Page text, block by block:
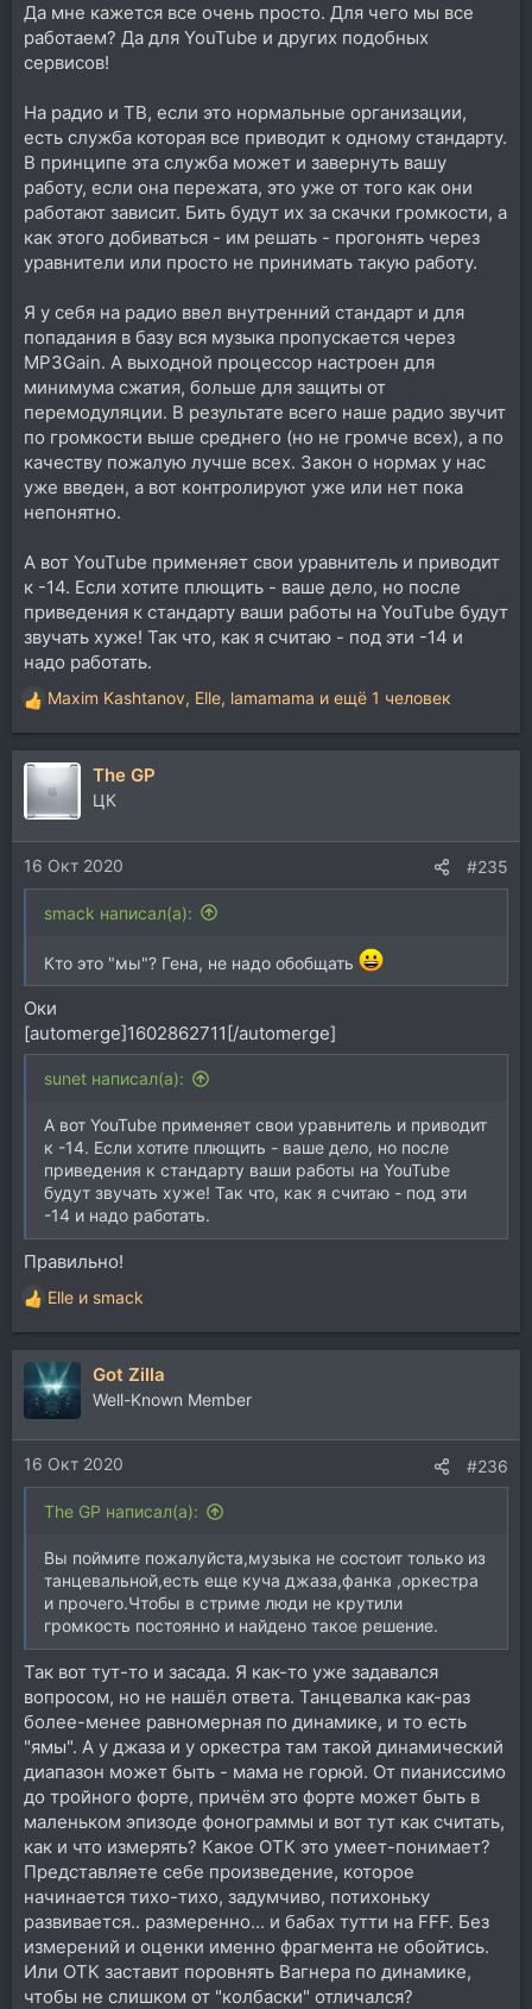
Да мне кажется все очень просто. Для чего мы все
работаем? Да для YouTube и других подобных
сервисов!
На радио и ТВ, если это нормальные организации,
есть служба которая все приводит к одному стандарту.
В принципе эта служба может и завернуть вашу
работу, если она пережата, это уже от того как они
работают зависит. Бить будут их за скачки громкости, а
как этого добиваться - им решать - прогонять через
уравнители или просто не принимать такую работу.
Я у себя на радио ввел внутренний стандарт и для
попадания в базу вся музыка пропускается через
MP3Gain. А выходной процессор настроен для
минимума сжатия, больше для защиты от
перемодуляции. В результате всего наше радио звучит
по громкости выше среднего (но не громче всех), а по
качеству пожалую лучше всех. Закон о нормах у нас
уже введен, а вот контролируют уже или нет пока
непонятно.
А вот YouTube применяет свои уравнитель и приводит
к -14. Если хотите плющить - ваше дело, но после
приведения к стандарту ваши работы на YouTube будут
звучать хуже! Так что, как я считаю - под эти -14 и
надо работать.
Р
е
а
к
ц
и
и
:
Maxim Kashtanov, Elle, lamamama и ещё 1 человек
The GP
ЦК
16 Окт 2020 #235
smack написал(а):
Кто это "мы"? Гена, не надо обобщать
Оки
[automerge]1602862711[/automerge]
sunet написал(а):
А вот YouTube применяет свои уравнитель и приводит
к -14. Если хотите плющить - ваше дело, но после
приведения к стандарту ваши работы на YouTube
будут звучать хуже! Так что, как я считаю - под эти
-14 и надо работать.
Правильно!
Р
е
а
ц
и
и
:
Elle и smack
Got Zilla
Well-Known Member
16 Окт 2020 #236
The GP написал(а):
Вы поймите пожалуйста,музыка не состоит только из
танцевальной,есть еще куча джаза,фанка ,оркестра
и прочего.Чтобы в стриме люди не крутили
громкость постоянно и найдено такое решение.
Так вот тут-то и засада. Я как-то уже задавался
вопросом, но не нашёл ответа. Танцевалка как-раз
более-менее равномерная по динамике, и то есть
"ямы". А у джаза и у оркестра там такой динамический
диапазон может быть - мама не горюй. От пианиссимо
до тройного форте, причём это форте может быть в
маленьком эпизоде фонограммы и вот тут как считать,
как и что измерять? Какое ОТК это умеет-понимает?
Представляете себе произведение, которое
начинается тихо-тихо, задумчиво, потихоньку
развивается.. размеренно... и бабах тутти на FFF. Без
измерений и оценки именно фрагмента не обойтись.
Или ОТК заставит поровнять Вагнера по динамике,
чтобы не слишком от "колбаски" отличался?